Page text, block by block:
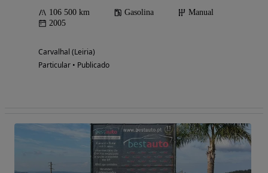
106 500 km Gasolina
Manual
2005
Carvalhal (Leiria)
Particular • Publicado